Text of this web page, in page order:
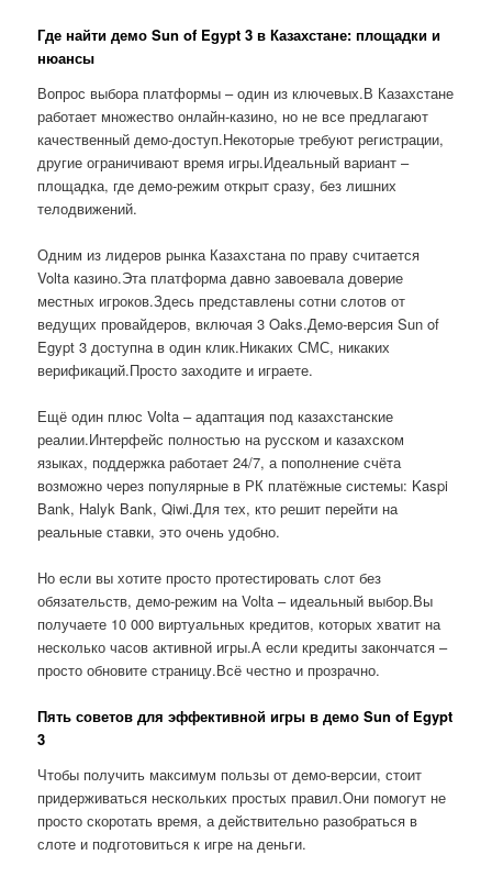
Где найти демо Sun of Egypt 3 в Казахстане: площадки и
нюансы
Вопрос выбора платформы – один из ключевых.В Казахстане
работает множество онлайн-казино, но не все предлагают
качественный демо-доступ.Некоторые требуют регистрации,
другие ограничивают время игры.Идеальный вариант –
площадка, где демо-режим открыт сразу, без лишних
телодвижений.
Одним из лидеров рынка Казахстана по праву считается
Volta казино.Эта платформа давно завоевала доверие
местных игроков.Здесь представлены сотни слотов от
ведущих провайдеров, включая 3 Oaks.Демо-версия Sun of
Egypt 3 доступна в один клик.Никаких СМС, никаких
верификаций.Просто заходите и играете.
Ещё один плюс Volta – адаптация под казахстанские
реалии.Интерфейс полностью на русском и казахском
языках, поддержка работает 24/7, а пополнение счёта
возможно через популярные в РК платёжные системы: Kaspi
Bank, Halyk Bank, Qiwi.Для тех, кто решит перейти на
реальные ставки, это очень удобно.
Но если вы хотите просто протестировать слот без
обязательств, демо-режим на Volta – идеальный выбор.Вы
получаете 10 000 виртуальных кредитов, которых хватит на
несколько часов активной игры.А если кредиты закончатся –
просто обновите страницу.Всё честно и прозрачно.
Пять советов для эффективной игры в демо Sun of Egypt
3
Чтобы получить максимум пользы от демо-версии, стоит
придерживаться нескольких простых правил.Они помогут не
просто скоротать время, а действительно разобраться в
слоте и подготовиться к игре на деньги.